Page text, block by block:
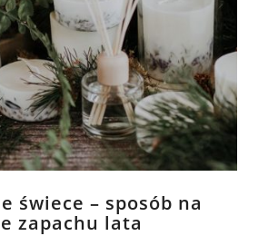
świece – sposób na
zapachu lata